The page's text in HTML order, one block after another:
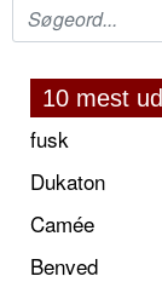
10 mest
fusk
Dukaton
Camée
Benved